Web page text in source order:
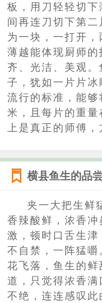
板，用刀轻轻切
间再连刀切下第
为一块，一打开
薄越能体现厨师
齐、光洁、美观
子，犹如一片片
流行的标准，能
米，且每片的重
上是真正的师傅，
横县鱼生的品
夹一大把生鲜
香辣酸鲜，浓香冲
激，顿时口舌生
不自禁，一阵猛
花飞落，鱼生的
道，只觉得浓香满
不绝，连连感叹此